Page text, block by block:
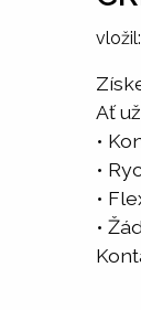
vložil:
Ať
•
•
•
•